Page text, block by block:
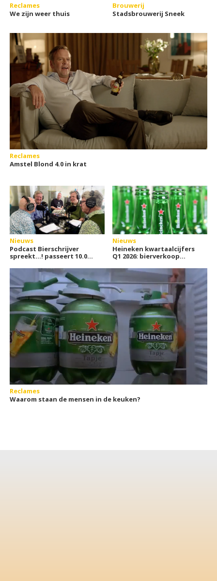
Reclames
We zijn weer thuis
Brouwerij
Stadsbrouwerij Sneek
Reclames
Amstel Blond 4.0 in krat
Nieuws
Podcast Bierschrijver
spreekt…! passeert 10.000
Nieuws
Heineken kwartaalcijfers
Q1 2026: bierverkoop
Reclames
Waarom staan de mensen in de keuken?